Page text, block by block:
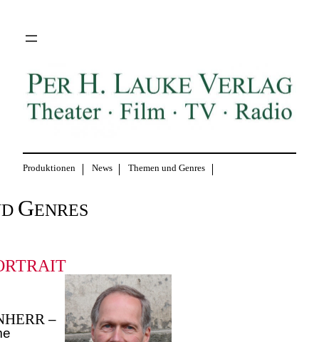
Inhalt
Produktionen News Themen und Genres
GENRES
–